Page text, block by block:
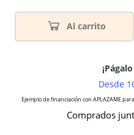
Al carrito
Comprados